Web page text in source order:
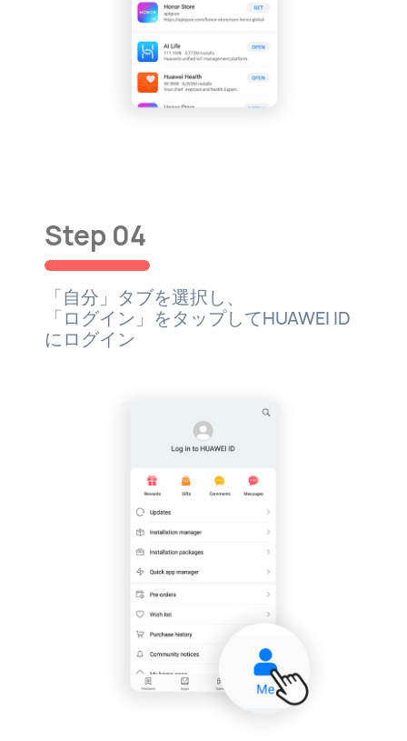
Step 04
「自分」タブを選択し、
「ログイン」をタップしてHUAWEI ID
にログイン